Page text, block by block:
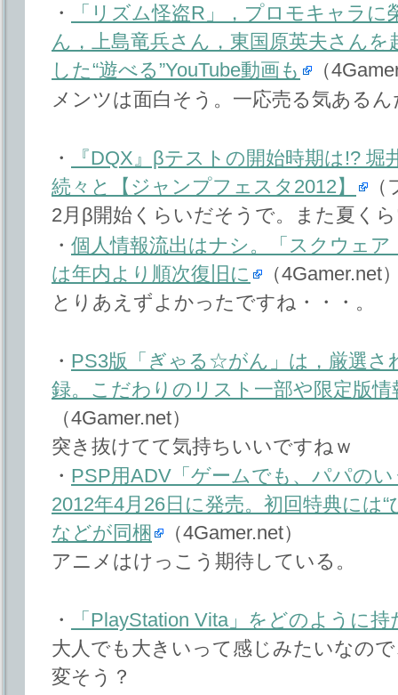
・
「リズム怪盗R」，プロモキャラ
ん，上島竜兵さん，東国原英夫さん
した“遊べる”YouTube動画も
（
メンツは面白そう。一応売る気ある
・
『DQX』βテストの開始時期は!?
続々と【ジャンプフェスタ2012】
2月β開始くらいだそうで。また夏く
・ 個人情報流出はナシ。「スクウェ
は年内より順次復旧に
（4Gamer.net
とりあえずよかったですね・・・。
・ PS3版「ぎゃる☆がん」は，厳選さ
録。こだわりのリスト一部や限定版
（4Gamer.net）
突き抜けてて気持ちいいですねｗ
・ PSP用ADV「ゲームでも、パパの
2012年4月26日に発売。初回特典には
などが同梱
（4Gamer.net）
アニメはけっこう期待している。
・
「PlayStation Vita」をどのように
大人でも大きいって感じみたいなの
変そう？